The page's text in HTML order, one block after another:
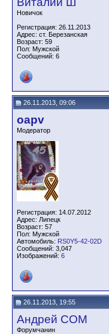
Новичок
Регистрация: 26.11.2013
Адрес: ст. Березанская
Возраст: 59
Пол: Мужской
Сообщений: 6
26.11.2013, 09:06
oapv
Модератор
Регистрация: 14.07.2012
Адрес: Липецк
Возраст: 57
Пол: Мужской
Автомобиль: RS0Y5-42-02D
Сообщений: 3,047
Изображений: 6
26.11.2013, 19:55
Андрей СОМ
Форумчанин